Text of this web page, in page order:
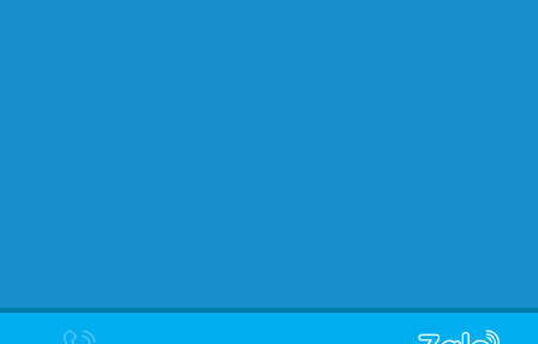
Copyright © 2024 Máy Xây dựng Dtech. Designed byHalink